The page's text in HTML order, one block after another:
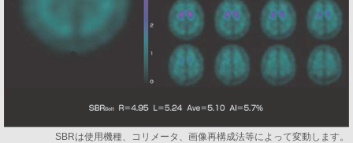
SBRは使用機種、コリメータ、画像再構成法等によって変動します。